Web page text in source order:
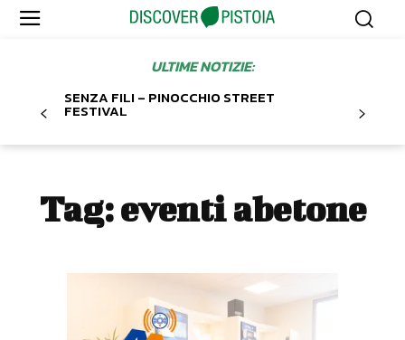
ULTIME NOTIZIE:
SENZA FILI – PINOCCHIO STREET
FESTIVAL
Tag:eventi abetone